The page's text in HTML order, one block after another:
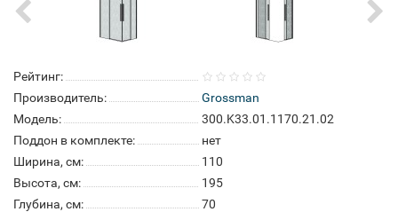
Рейтинг:
Производитель:
Grossman
Модель:
300.K33.01.1170.21.02
Поддон в комплекте:
нет
Ширина, см:
110
Высота, см:
195
Глубина, см:
70